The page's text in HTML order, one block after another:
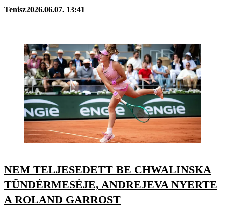
Tenisz2026.06.07. 13:41
NEM TELJESEDETT BE CHWALINSKA
TÜNDÉRMESÉJE, ANDREJEVA NYERTE
A ROLAND GARROST